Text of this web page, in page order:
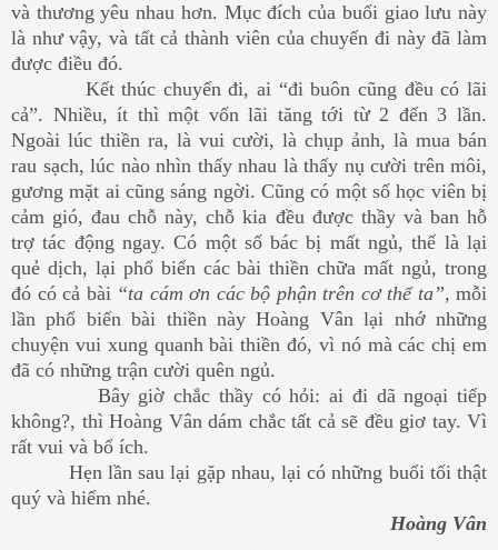
và thương yêu nhau hơn. Mục đích của buổi giao lưu này
là như vậy, và tất cả thành viên của chuyến đi này đã làm
được điều đó.
Kết thúc chuyến đi, ai “đi buôn cũng đều có lãi
cả”. Nhiều, ít thì một vốn lãi tăng tới từ 2 đến 3 lần.
Ngoài lúc thiền ra, là vui cười, là chụp ảnh, là mua bán
rau sạch, lúc nào nhìn thấy nhau là thấy nụ cười trên môi,
gương mặt ai cũng sáng ngời. Cũng có một số học viên bị
cảm gió, đau chỗ này, chỗ kia đều được thầy và ban hỗ
trợ tác động ngay. Có một số bác bị mất ngủ, thế là lại
quẻ dịch, lại phổ biến các bài thiền chữa mất ngủ, trong
đó có cả bài “ta cám ơn các bộ phận trên cơ thể ta”, mỗi
lần phổ biến bài thiền này Hoàng Vân lại nhớ những
chuyện vui xung quanh bài thiền đó, vì nó mà các chị em
đã có những trận cười quên ngủ.
Bây giờ chắc thầy có hỏi: ai đi dã ngoại tiếp
không?, thì Hoàng Vân dám chắc tất cả sẽ đều giơ tay. Vì
rất vui và bổ ích.
Hẹn lần sau lại gặp nhau, lại có những buổi tối thật
quý và hiếm nhé.
Hoàng Vân